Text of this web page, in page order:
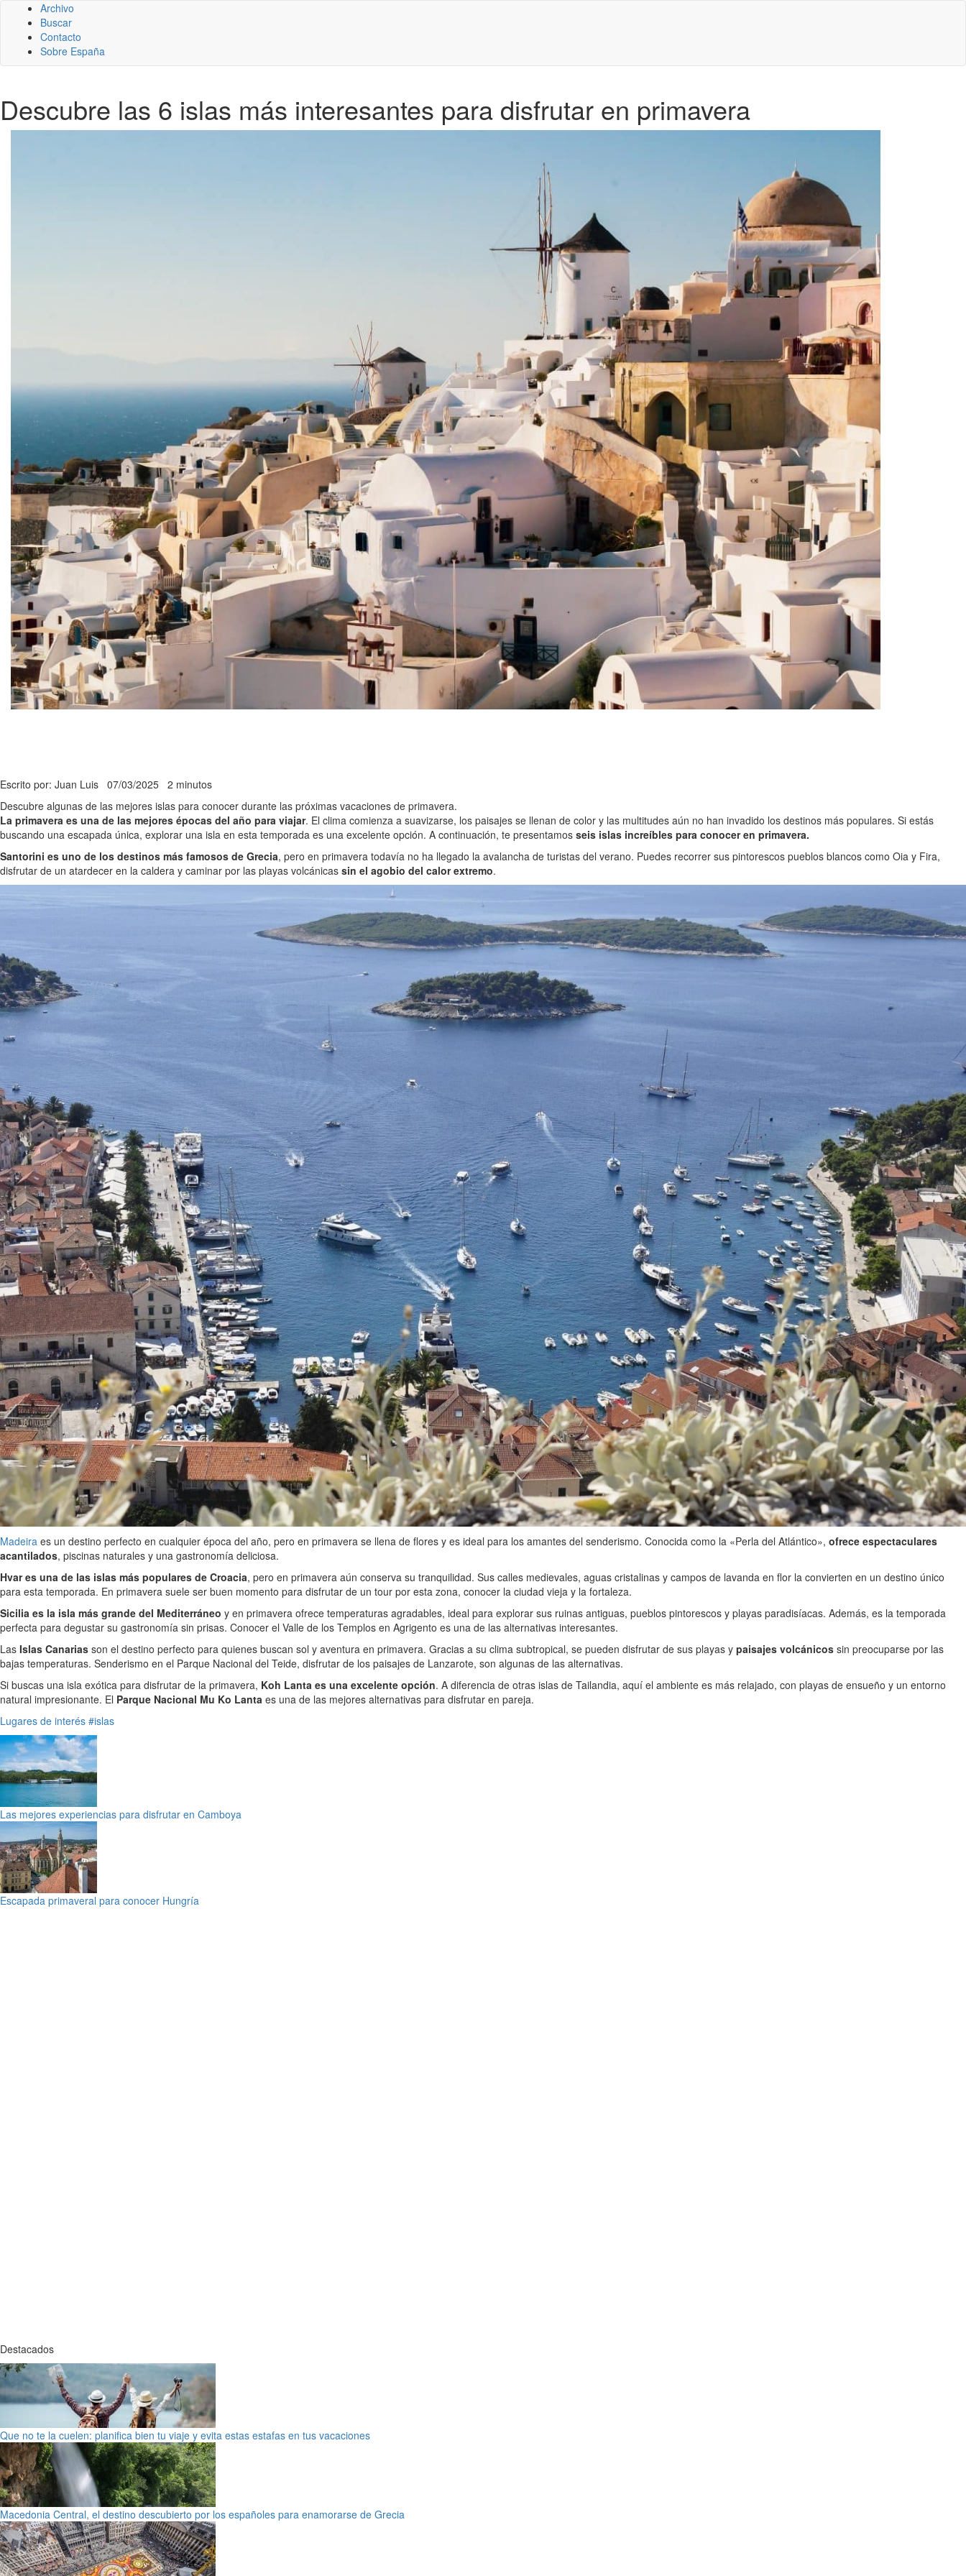
Archivo
Buscar
Contacto
Sobre España
Descubre las 6 islas más interesantes para disfrutar en primavera
Escrito por: Juan Luis 07/03/2025 2 minutos
Descubre algunas de las mejores islas para conocer durante las próximas vacaciones de primavera.
La primavera es una de las mejores épocas del año para viajar. El clima comienza a suavizarse, los paisajes se llenan de color y las multitudes aún no han invadido los destinos más populares. Si estás
buscando una escapada única, explorar una isla en esta temporada es una excelente opción. A continuación, te presentamos seis islas increíbles para conocer en primavera.
Santorini es uno de los destinos más famosos de Grecia, pero en primavera todavía no ha llegado la avalancha de turistas del verano. Puedes recorrer sus pintorescos pueblos blancos como Oia y Fira,
disfrutar de un atardecer en la caldera y caminar por las playas volcánicas sin el agobio del calor extremo.
Madeira es un destino perfecto en cualquier época del año, pero en primavera se llena de flores y es ideal para los amantes del senderismo. Conocida como la «Perla del Atlántico», ofrece espectaculares
acantilados, piscinas naturales y una gastronomía deliciosa.
Hvar es una de las islas más populares de Croacia, pero en primavera aún conserva su tranquilidad. Sus calles medievales, aguas cristalinas y campos de lavanda en flor la convierten en un destino único
para esta temporada. En primavera suele ser buen momento para disfrutar de un tour por esta zona, conocer la ciudad vieja y la fortaleza.
Sicilia es la isla más grande del Mediterráneo y en primavera ofrece temperaturas agradables, ideal para explorar sus ruinas antiguas, pueblos pintorescos y playas paradisíacas. Además, es la temporada
perfecta para degustar su gastronomía sin prisas. Conocer el Valle de los Templos en Agrigento es una de las alternativas interesantes.
Las Islas Canarias son el destino perfecto para quienes buscan sol y aventura en primavera. Gracias a su clima subtropical, se pueden disfrutar de sus playas y paisajes volcánicos sin preocuparse por las
bajas temperaturas. Senderismo en el Parque Nacional del Teide, disfrutar de los paisajes de Lanzarote, son algunas de las alternativas.
Si buscas una isla exótica para disfrutar de la primavera, Koh Lanta es una excelente opción. A diferencia de otras islas de Tailandia, aquí el ambiente es más relajado, con playas de ensueño y un entorno
natural impresionante. El Parque Nacional Mu Ko Lanta es una de las mejores alternativas para disfrutar en pareja.
Lugares de interés #islas
Las mejores experiencias para disfrutar en Camboya
Escapada primaveral para conocer Hungría
Destacados
Que no te la cuelen: planifica bien tu viaje y evita estas estafas en tus vacaciones
Macedonia Central, el destino descubierto por los españoles para enamorarse de Grecia